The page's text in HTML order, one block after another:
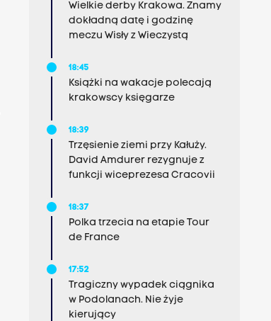
Wielkie derby Krakowa. Znamy
dokładną datę i godzinę
meczu Wisły z Wieczystą
18:45
Książki na wakacje polecają
krakowscy księgarze
18:39
Trzęsienie ziemi przy Kałuży.
David Amdurer rezygnuje z
funkcji wiceprezesa Cracovii
18:37
Polka trzecia na etapie Tour
de France
17:52
Tragiczny wypadek ciągnika
w Podolanach. Nie żyje
kierujący